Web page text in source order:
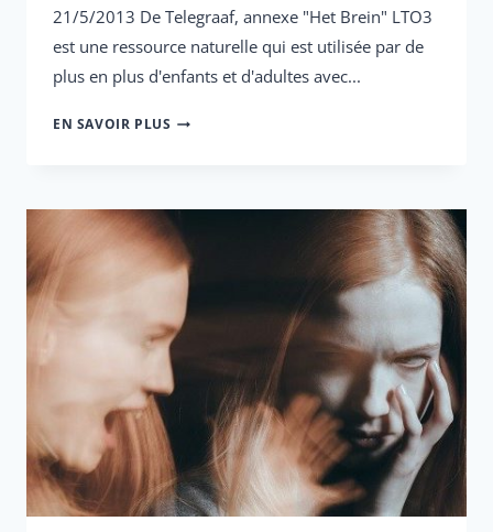
21/5/2013 De Telegraaf, annexe "Het Brein" LTO3
est une ressource naturelle qui est utilisée par de
plus en plus d'enfants et d'adultes avec...
EN SAVOIR PLUS LTO3
MAGAZINE
BREIN
-
ANNEXE
TELEGRAAF